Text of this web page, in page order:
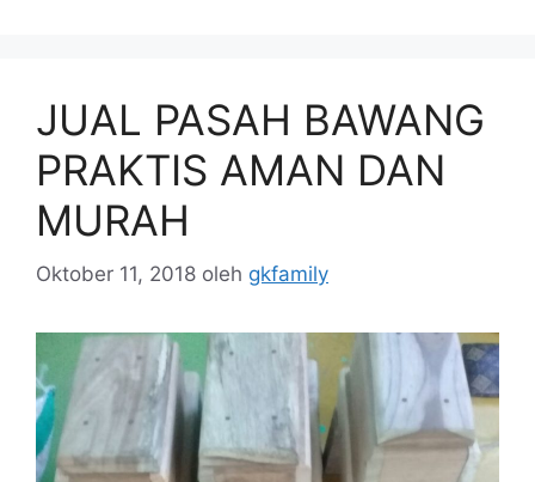
JUAL PASAH BAWANG
PRAKTIS AMAN DAN
MURAH
Oktober 11, 2018 oleh gkfamily